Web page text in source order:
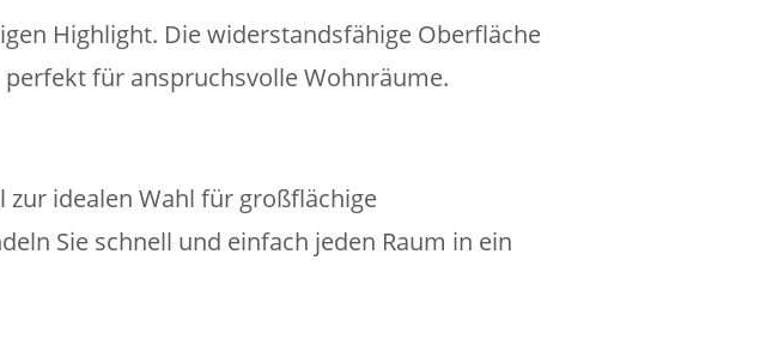
Highlight. Die widerstandsfähige Oberfläche
für anspruchsvolle Wohnräume.
zur idealen Wahl für großflächige
Sie schnell und einfach jeden Raum in ein